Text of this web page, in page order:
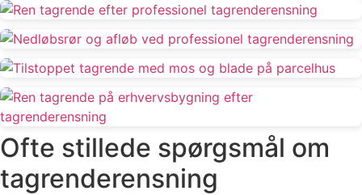
Ofte stillede spørgsmål om
tagrenderensning